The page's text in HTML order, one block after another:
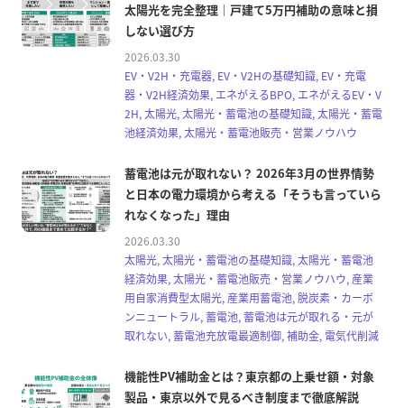
太陽光を完全整理｜戸建て5万円補助の意味と損
しない選び方
2026.03.30
EV・V2H・充電器, EV・V2Hの基礎知識, EV・充電
器・V2H経済効果, エネがえるBPO, エネがえるEV・V
2H, 太陽光, 太陽光・蓄電池の基礎知識, 太陽光・蓄電
池経済効果, 太陽光・蓄電池販売・営業ノウハウ
蓄電池は元が取れない？ 2026年3月の世界情勢
と日本の電力環境から考える「そうも言っていら
れなくなった」理由
2026.03.30
太陽光, 太陽光・蓄電池の基礎知識, 太陽光・蓄電池
経済効果, 太陽光・蓄電池販売・営業ノウハウ, 産業
用自家消費型太陽光, 産業用蓄電池, 脱炭素・カーボ
ンニュートラル, 蓄電池, 蓄電池は元が取れる・元が
取れない, 蓄電池充放電最適制御, 補助金, 電気代削減
機能性PV補助金とは？東京都の上乗せ額・対象
製品・東京以外で見るべき制度まで徹底解説